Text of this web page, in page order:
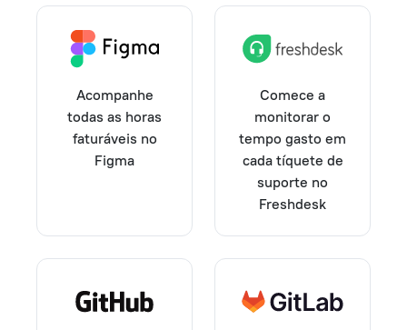
Acompanhe
todas as horas
faturáveis no
Figma
Comece a
monitorar o
tempo gasto em
cada tíquete de
suporte no
Freshdesk